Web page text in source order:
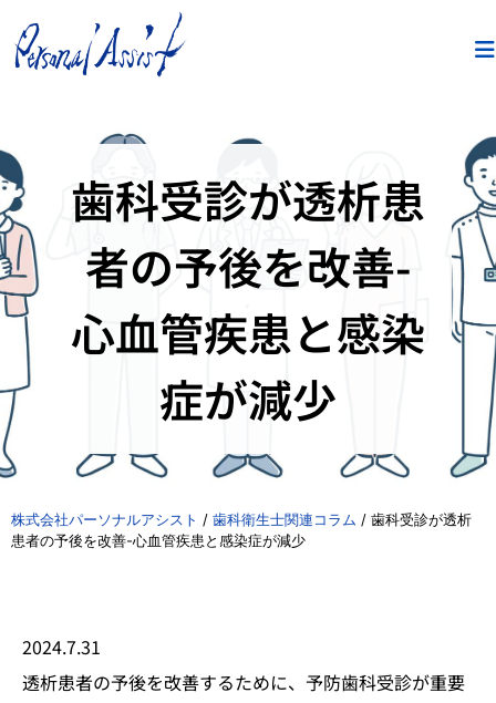
歯科受診が透析患
者の予後を改善-
心血管疾患と感染
症が減少
株式会社パーソナルアシスト / 歯科衛生士関連コラム / 歯科受診が透析
患者の予後を改善-心血管疾患と感染症が減少
2024.7.31
透析患者の予後を改善するために、予防歯科受診が重要